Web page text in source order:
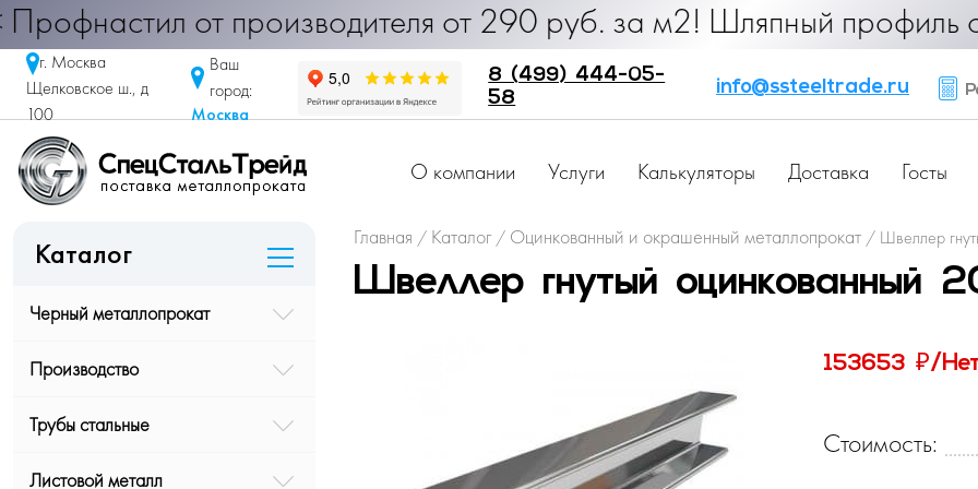
от производителя от 290 руб. за м2! Шляпный профиль от 25
г. Москва
Щелковское ш., д
100
Ваш
город:
Москва
8 (499) 444-05-
58
info@ssteeltrade.ru
О компании Услуги Калькуляторы Доставка Госты
Каталог
Черный металлопрокат
Производство
Трубы стальные
Листовой металл
Главная / Каталог / Оцинкованный и окрашенный металлопрокат / Швеллер
Швеллер гнутый оцинкованный
153653 ₽/
Стоимость: